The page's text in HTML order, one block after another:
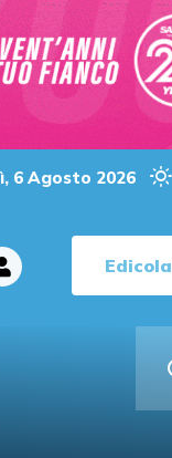
6 Agosto 2026
Edicola